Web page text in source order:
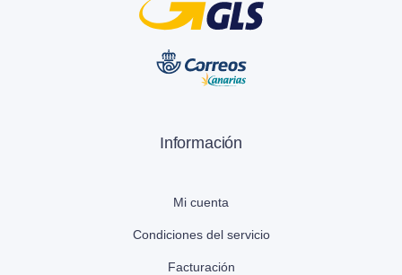
Información
Mi cuenta
Condiciones del servicio
Facturación